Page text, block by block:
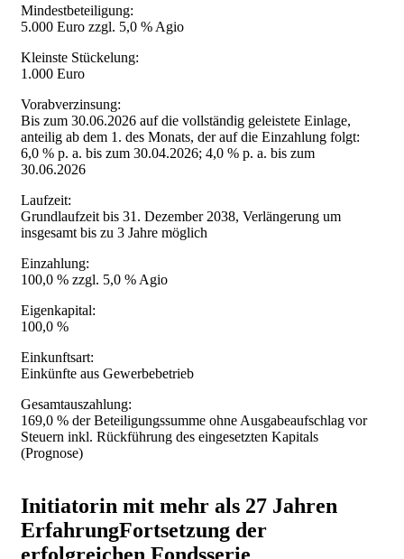
Mindestbeteiligung:
5.000 Euro zzgl. 5,0 % Agio
Kleinste Stückelung:
1.000 Euro
Vorabverzinsung:
Bis zum 30.06.2026 auf die vollständig geleistete Einlage,
anteilig ab dem 1. des Monats, der auf die Einzahlung folgt:
6,0 % p. a. bis zum 30.04.2026; 4,0 % p. a. bis zum
30.06.2026
Laufzeit:
Grundlaufzeit bis 31. Dezember 2038,Verlängerung um
insgesamt bis zu 3 Jahre möglich
Einzahlung:
100,0 % zzgl. 5,0 % Agio
Eigenkapital:
100,0 %
Einkunftsart:
Einkünfte aus Gewerbebetrieb
Gesamtauszahlung:
169,0 % der Beteiligungssumme ohne Ausgabeaufschlag vor
Steuern inkl. Rückführung des eingesetzten Kapitals
(Prognose)
Initiatorin mit mehr als 27 Jahren
ErfahrungFortsetzung der
erfolgreichen Fondsserie